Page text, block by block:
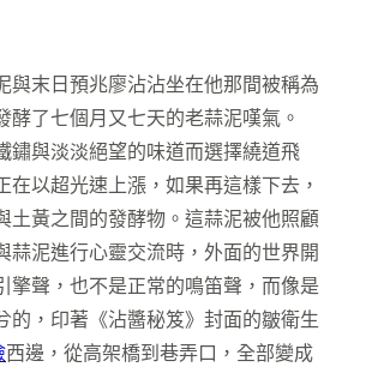
與末日預兆廖沾沾坐在他那間被稱為
了七個月又七天的老蒜泥嘆氣。
鏽與淡淡絕望的味道而選擇繞道飛
以超光速上漲，如果再這樣下去，
土黃之間的發酵物。這蒜泥被他照顧
泥進行心靈交流時，外面的世界開
聲，也不是正常的鳴笛聲，而像是
，印著《沾醬秘笈》封面的皺衛生
西邊，從高架橋到巷弄口，全部變成